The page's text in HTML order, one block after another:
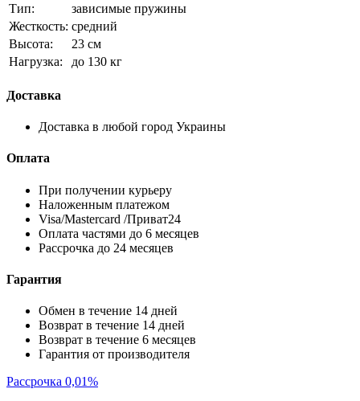
Тип:
зависимые пружины
Жесткость: средний
Высотa:
23 см
Нагрузка:
до 130 кг
Доставка
Доставка в любой город Украины
Оплата
При получении курьеру
Наложенным платежом
Visa/Mastercard /Приват24
Оплата частями до 6 месяцев
Рассрочка до 24 месяцев
Гарантия
Обмен в течение 14 дней
Возврат в течение 14 дней
Возврат в течение 6 месяцев
Гарантия от производителя
Рассрочка 0,01%